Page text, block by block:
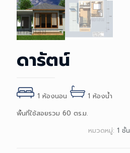
ดารัตน์
1 ห้องนอน
1 ห้องน้ำ
พื้นที่ใช้สอยรวม 60 ตร.ม.
หมวดหมู่: 1 ชั้น